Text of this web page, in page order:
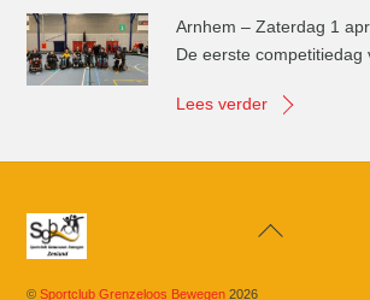
Arnhem – Zaterdag 1
De eerste
Lees verder
Back
©Sportclub Grenzeloos Bewegen 2026